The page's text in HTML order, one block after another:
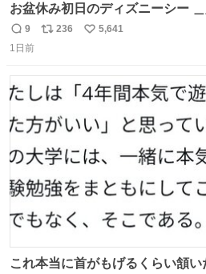
お盆休み初日のディズニーシー ＿人人人人人人人＿ ＞ 空
い て る！＜ ￣^Y^Y^Y^Y^ Y￣
返
信
9
リ
ト
数
236
い
数
5,641
1日前
これ本当に首がもげるくらい頷